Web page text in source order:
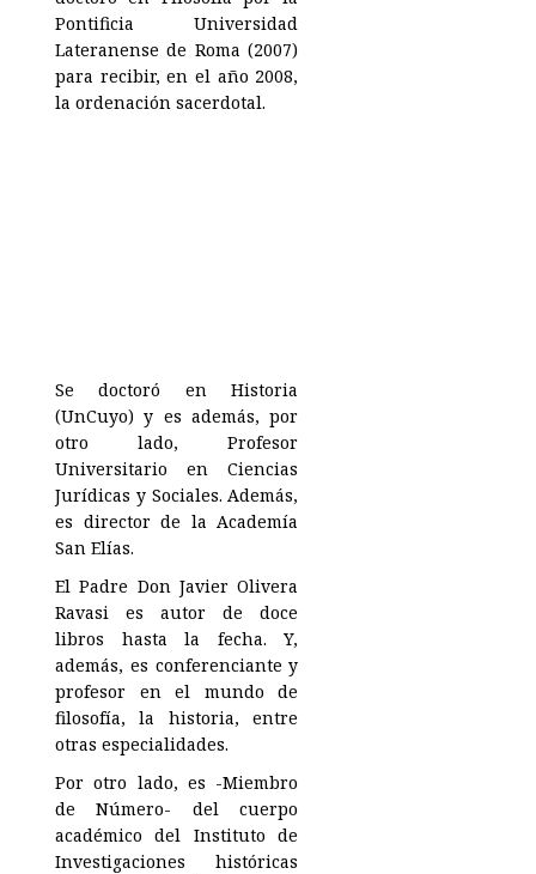
Pontificia Universidad
Lateranense de Roma (2007)
para recibir, en el año 2008,
la ordenación sacerdotal.
Se doctoró en Historia
(UnCuyo) y es además, por
otro lado, Profesor
Universitario en Ciencias
Jurídicas y Sociales. Además,
es director de la Academía
San Elías.
El Padre Don Javier Olivera
Ravasi es autor de doce
libros hasta la fecha. Y,
además, es conferenciante y
profesor en el mundo de
filosofía, la historia, entre
otras especialidades.
Por otro lado, es -Miembro
de Número- del cuerpo
académico del Instituto de
Investigaciones históricas